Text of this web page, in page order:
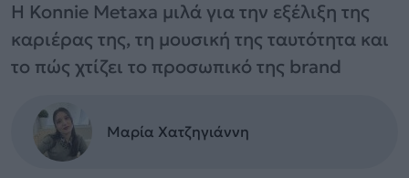
Η Konnie Metaxa μιλά για την εξέλιξη της
καριέρας της, τη μουσική της ταυτότητα και
το πώς χτίζει το προσωπικό της brand
Μαρία Χατζηγιάννη